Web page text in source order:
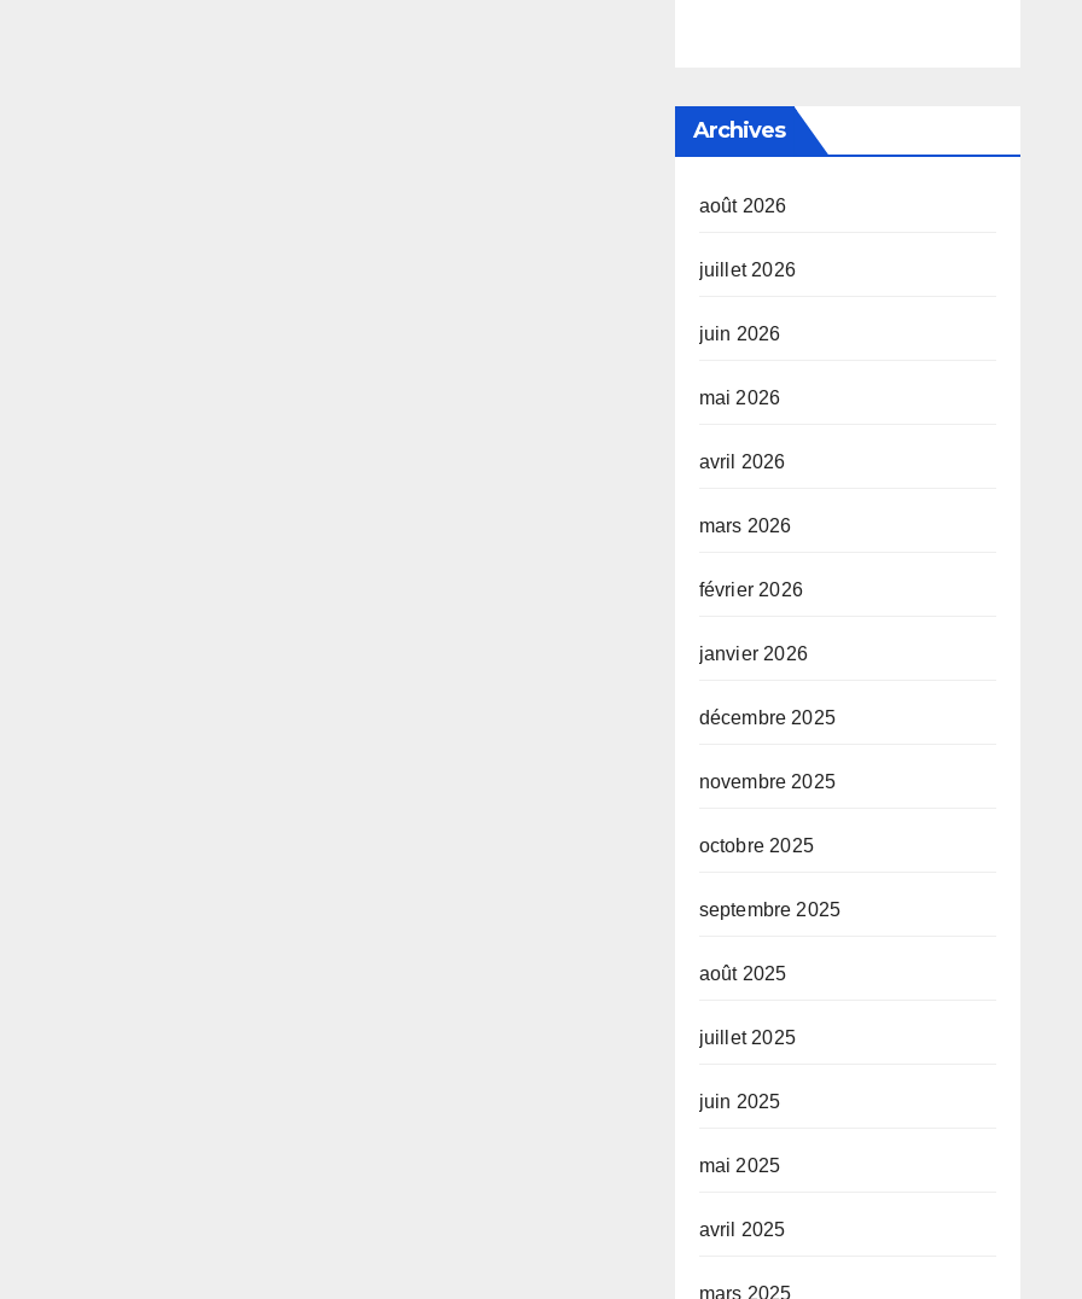
Archives
août 2026
juillet 2026
juin 2026
mai 2026
avril 2026
mars 2026
février 2026
janvier 2026
décembre 2025
novembre 2025
octobre 2025
septembre 2025
août 2025
juillet 2025
juin 2025
mai 2025
avril 2025
mars 2025